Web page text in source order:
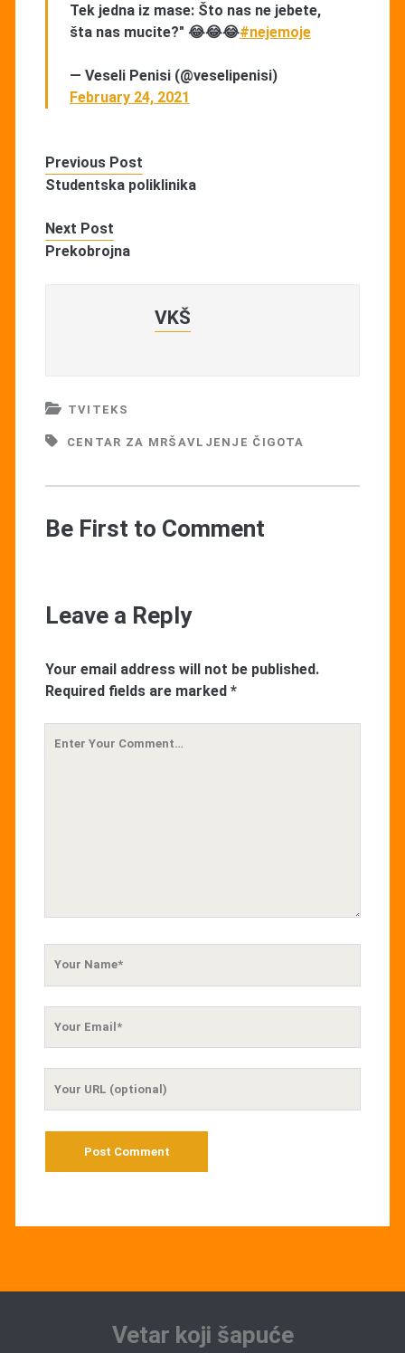
Tek jedna iz mase: Što nas ne jebete,
šta nas mucite?" 😂😂😂#nejemoje
— Veseli Penisi (@veselipenisi)
February 24, 2021
Previous Post
Studentska poliklinika
Next Post
Prekobrojna
VKŠ
TVITEKS
CENTAR ZA MRŠAVLJENJE ČIGOTA
Be First to Comment
Leave a Reply
Your email address will not be published.
Required fields are marked *
Vetar koji šapuće